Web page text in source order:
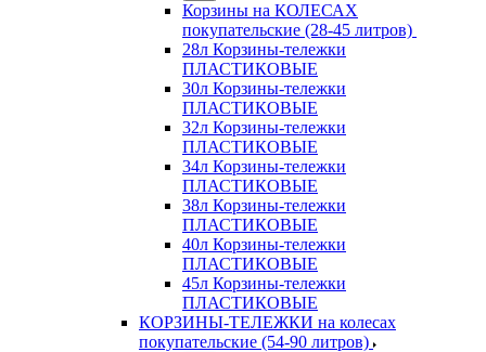
Корзины на КОЛЕСАХ
покупательские (28-45 литров)
28л Корзины-тележки
ПЛАСТИКОВЫЕ
30л Корзины-тележки
ПЛАСТИКОВЫЕ
32л Корзины-тележки
ПЛАСТИКОВЫЕ
34л Корзины-тележки
ПЛАСТИКОВЫЕ
38л Корзины-тележки
ПЛАСТИКОВЫЕ
40л Корзины-тележки
ПЛАСТИКОВЫЕ
45л Корзины-тележки
ПЛАСТИКОВЫЕ
КОРЗИНЫ-ТЕЛЕЖКИ на колесах
покупательские (54-90 литров)